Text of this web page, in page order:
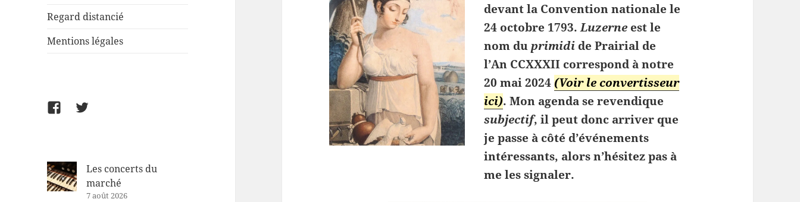
Regard distancié
Mentions légales
FacebookTwitter
Les concerts du
marché
7 août 2026
devant la Convention nationale le
24 octobre 1793. Luzerne est le
nom duprimidi de Prairial de
l’An CCXXXII correspond à notre
20 mai 2024(Voir le convertisseur
ici). Mon agenda se revendique
subjectif, il peut donc arriver que
je passe à côté d’événements
intéressants, alors n’hésitez pas à
me les signaler.